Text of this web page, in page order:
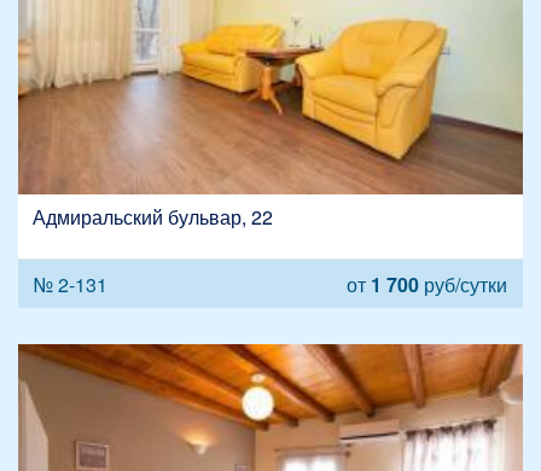
Адмиральский бульвар, 22
№ 2-131 от 1 700 руб/сутки